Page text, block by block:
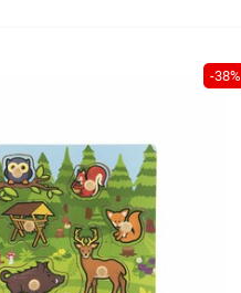
-38%